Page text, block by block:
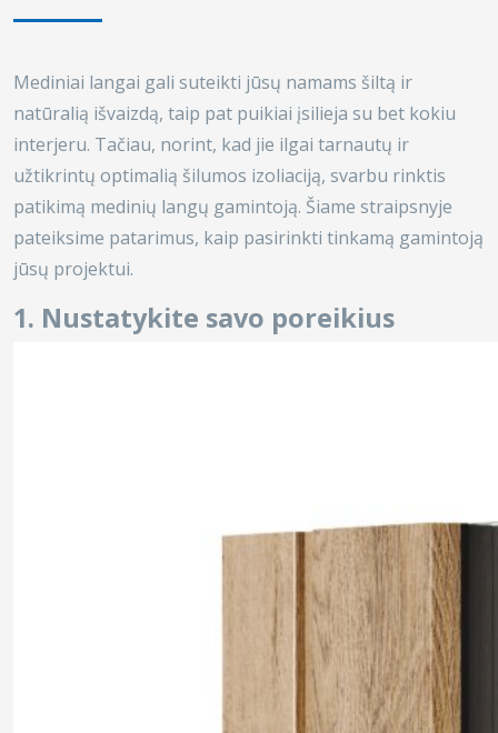
Mediniai langai gali suteikti jūsų namams šiltą ir
natūralią išvaizdą, taip pat puikiai įsilieja su bet kokiu
interjeru. Tačiau, norint, kad jie ilgai tarnautų ir
užtikrintų optimalią šilumos izoliaciją, svarbu rinktis
patikimą medinių langų gamintoją. Šiame straipsnyje
pateiksime patarimus, kaip pasirinkti tinkamą gamintoją
jūsų projektui.
1. Nustatykite savo poreikius